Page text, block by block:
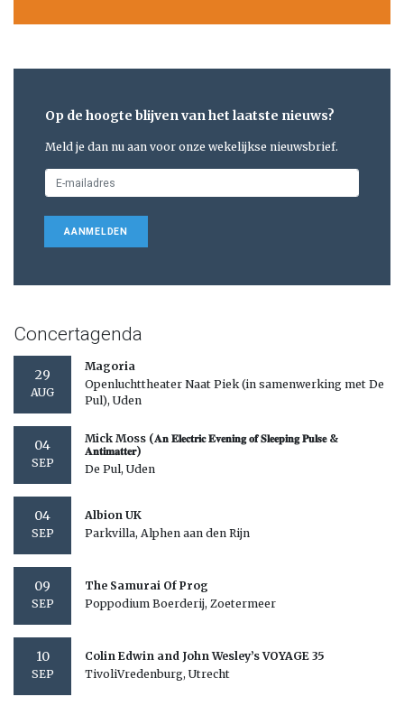
Op de hoogte blijven van het laatste nieuws?
Meld je dan nu aan voor onze wekelijkse nieuwsbrief.
AANMELDEN
Concertagenda
29
AUG
Magoria
Openluchttheater Naat Piek (in samenwerking met De
Pul), Uden
04
SEP
Mick Moss (𝐀𝐧 𝐄𝐥𝐞𝐜𝐭𝐫𝐢𝐜 𝐄𝐯𝐞𝐧𝐢𝐧𝐠 𝐨𝐟 𝐒𝐥𝐞𝐞𝐩𝐢𝐧𝐠 𝐏𝐮𝐥𝐬𝐞 &
𝐀𝐧𝐭𝐢𝐦𝐚𝐭𝐭𝐞𝐫)
De Pul, Uden
04
SEP
Albion UK
Parkvilla, Alphen aan den Rijn
09
SEP
The Samurai Of Prog
Poppodium Boerderij, Zoetermeer
10
SEP
Colin Edwin and John Wesley’s VOYAGE 35
TivoliVredenburg, Utrecht